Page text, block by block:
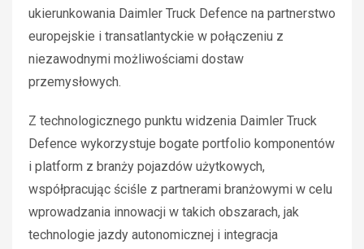
ukierunkowania Daimler Truck Defence na partnerstwo
europejskie i transatlantyckie w połączeniu z
niezawodnymi możliwościami dostaw
przemysłowych.
Z technologicznego punktu widzenia Daimler Truck
Defence wykorzystuje bogate portfolio komponentów
i platform z branży pojazdów użytkowych,
współpracując ściśle z partnerami branżowymi w celu
wprowadzania innowacji w takich obszarach, jak
technologie jazdy autonomicznej i integracja